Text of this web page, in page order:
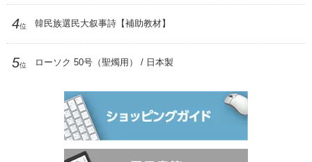
4位 韓民族選民大叙事詩【補助教材】
5位 ローソク 50号（聖燭用） / 日本製